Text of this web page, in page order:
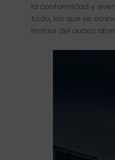
la conformidad y
todo, los que se
límites del audaz